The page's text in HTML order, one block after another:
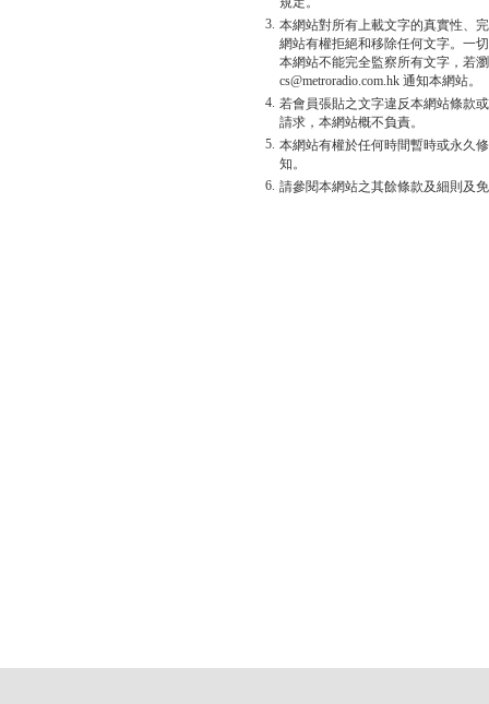
3. 本網站對所有上載文字的真實性、
網站有權拒絕和移除任何文字。一
本網站不能完全監察所有文字，若
cs@metroradio.com.hk 通知本網站。
4. 若會員張貼之文字違反本網站條款
請求，本網站概不負責。
5. 本網站有權於任何時間暫時或永久
知。
6. 請參閱本網站之其餘條款及細則及